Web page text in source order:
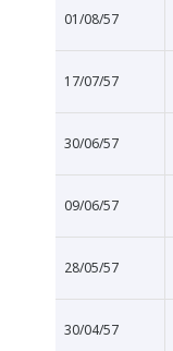
01/08/57
17/07/57
30/06/57
09/06/57
28/05/57
30/04/57